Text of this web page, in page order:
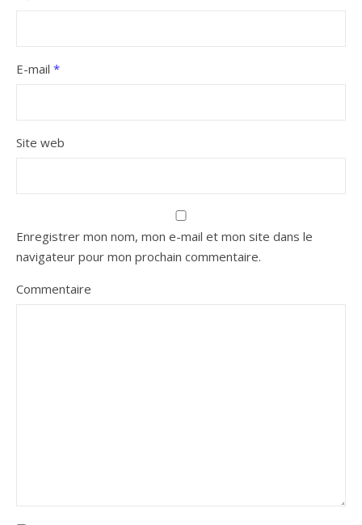
E-mail *
Site web
Enregistrer mon nom, mon e-mail et mon site dans le
navigateur pour mon prochain commentaire.
Commentaire